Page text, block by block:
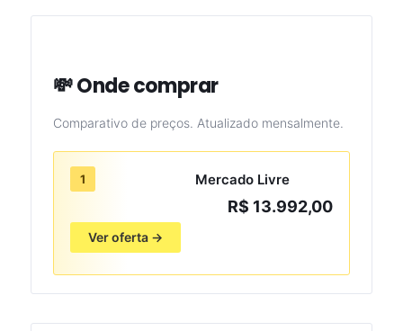
💸 Onde comprar
Comparativo de preços. Atualizado mensalmente.
1 Mercado Livre
R$ 13.992,00
Ver oferta →